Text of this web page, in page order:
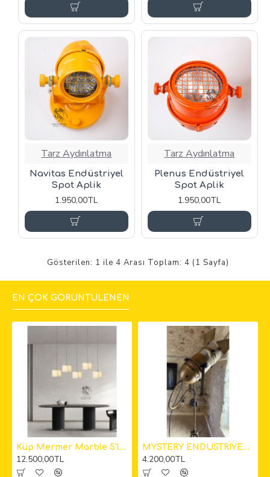
Tarz Aydınlatma
Navitas Endüstriyel
Spot Aplik
1.950,00TL
Tarz Aydınlatma
Plenus Endüstriyel
Spot Aplik
1.950,00TL
Gösterilen: 1 ile 4 Arası Toplam: 4 (1 Sayfa)
EN ÇOK GÖRÜNTÜLENEN
Küp Mermer Marble 5'li Sarkıt Avize 12cm
12.500,00TL
MYSTERY ENDÜSTRİYEL KAMERA LAMBADER
4.200,00TL